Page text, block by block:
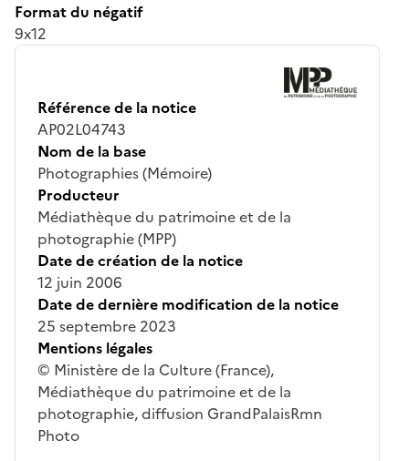
Format du négatif
9x12
Référence de la notice
AP02L04743
Nom de la base
Photographies (Mémoire)
Producteur
Médiathèque du patrimoine et de la
photographie (MPP)
Date de création de la notice
12 juin 2006
Date de dernière modification de la notice
25 septembre 2023
Mentions légales
© Ministère de la Culture (France),
Médiathèque du patrimoine et de la
photographie, diffusion GrandPalaisRmn
Photo